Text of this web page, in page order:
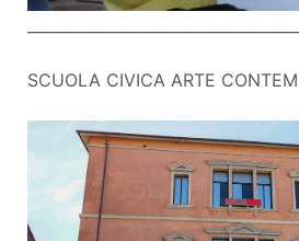
SCUOLA CIVICA ARTE